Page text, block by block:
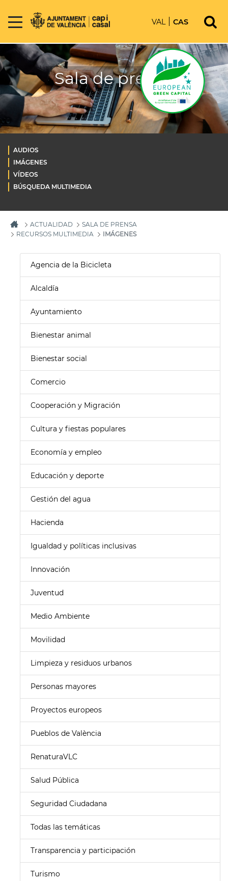
VAL CAS
Sala de prensa
AUDIOS
IMÁGENES
VÍDEOS
BÚSQUEDA MULTIMEDIA
ACTUALIDAD
SALA DE PRENSA
RECURSOS MULTIMEDIA
IMÁGENES
Agencia de la Bicicleta
Alcaldía
Ayuntamiento
Bienestar animal
Bienestar social
Comercio
Cooperación y Migración
Cultura y fiestas populares
Economía y empleo
Educación y deporte
Gestión del agua
Hacienda
Igualdad y políticas inclusivas
Innovación
Juventud
Medio Ambiente
Movilidad
Limpieza y residuos urbanos
Personas mayores
Proyectos europeos
Pueblos de València
RenaturaVLC
Salud Pública
Seguridad Ciudadana
Todas las temáticas
Transparencia y participación
Turismo